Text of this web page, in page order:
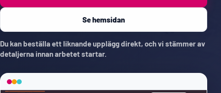
Se hemsidan
Du kan beställa ett liknande upplägg direkt, och vi stämmer av
detaljerna innan arbetet startar.